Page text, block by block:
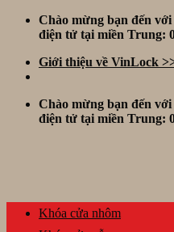
Skip
Chào mừng bạn đến
điện tử tại miền Trung:
Giới thiệu về VinLock
Chào mừng bạn đến
điện tử tại miền Trung:
Khóa cửa nhôm